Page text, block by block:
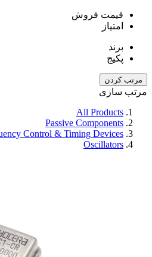
قیمت فروش
امتیاز
برند
پکیج
مرتب کردن
مرتب سازی
All Products
Passive Components
Control & Timing Devices
Oscillators